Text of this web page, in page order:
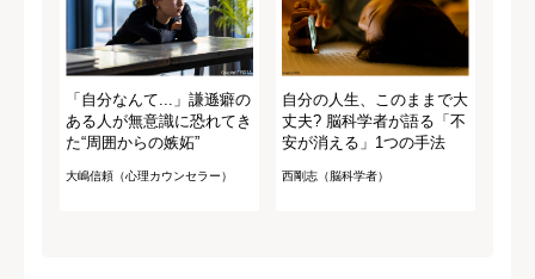
「自分なんて...」謙遜癖の
ある人が無意識に恐れてき
た“周囲からの嫉妬”
大嶋信頼（心理カウンセラー）
自分の人生、このままで大
丈夫? 脳科学者が語る「不
安が消える」1つの手法
西剛志（脳科学者）